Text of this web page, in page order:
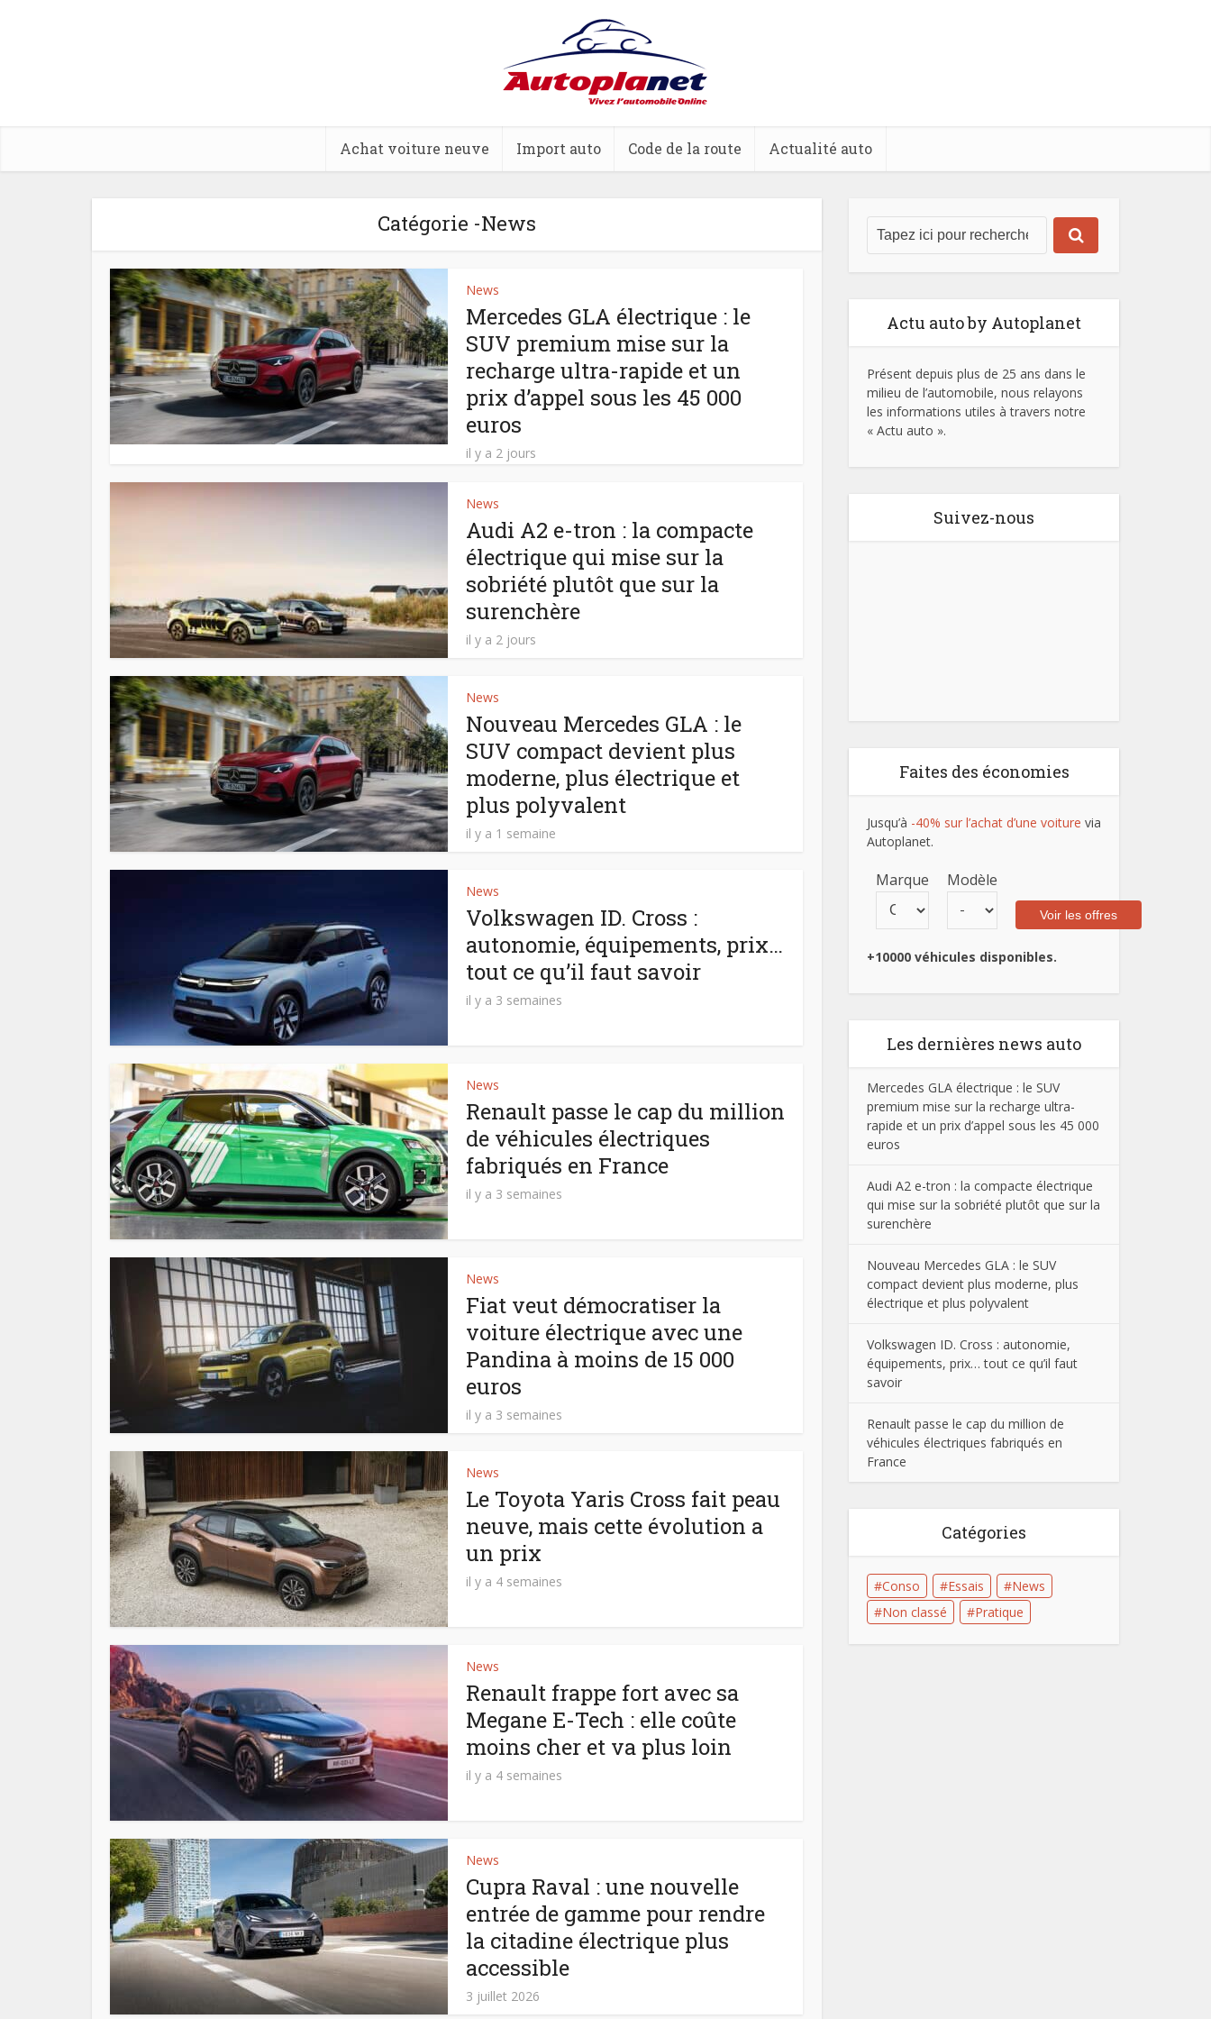
Achat voiture neuve Import auto Code de la route Actualité auto
Catégorie -News
News
Mercedes GLA électrique : le
SUV premium mise sur la
recharge ultra-rapide et un
prix d’appel sous les 45 000
euros
il y a 2 jours
News
Audi A2 e-tron : la compacte
électrique qui mise sur la
sobriété plutôt que sur la
surenchère
il y a 2 jours
News
Nouveau Mercedes GLA : le
SUV compact devient plus
moderne, plus électrique et
plus polyvalent
il y a 1 semaine
News
Volkswagen ID. Cross :
autonomie, équipements, prix…
tout ce qu’il faut savoir
il y a 3 semaines
News
Renault passe le cap du million
de véhicules électriques
fabriqués en France
il y a 3 semaines
News
Fiat veut démocratiser la
voiture électrique avec une
Pandina à moins de 15 000
euros
il y a 3 semaines
News
Le Toyota Yaris Cross fait peau
neuve, mais cette évolution a
un prix
il y a 4 semaines
News
Renault frappe fort avec sa
Megane E-Tech : elle coûte
moins cher et va plus loin
il y a 4 semaines
News
Cupra Raval : une nouvelle
entrée de gamme pour rendre
la citadine électrique plus
accessible
3 juillet 2026
Actu auto by Autoplanet
Présent depuis plus de 25 ans dans le
milieu de l’automobile, nous relayons
les informations utiles à travers notre
« Actu auto ».
Suivez-nous
Faites des économies
Jusqu’à -40% sur l’achat d’une voiture via
Autoplanet.
Marque Modèle
+10000 véhicules disponibles.
Les dernières news auto
Mercedes GLA électrique : le SUV
premium mise sur la recharge ultra-
rapide et un prix d’appel sous les 45 000
euros
Audi A2 e-tron : la compacte électrique
qui mise sur la sobriété plutôt que sur la
surenchère
Nouveau Mercedes GLA : le SUV
compact devient plus moderne, plus
électrique et plus polyvalent
Volkswagen ID. Cross : autonomie,
équipements, prix… tout ce qu’il faut
savoir
Renault passe le cap du million de
véhicules électriques fabriqués en
France
Catégories
Conso Essais
News
Non classé
Pratique